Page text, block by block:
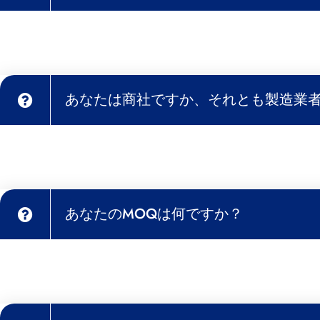
あなたは商社ですか、それとも製造業
あなたのMOQは何ですか？